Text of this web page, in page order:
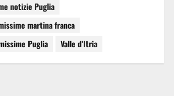
notizie Puglia
martina franca
Puglia
Valle d'Itria